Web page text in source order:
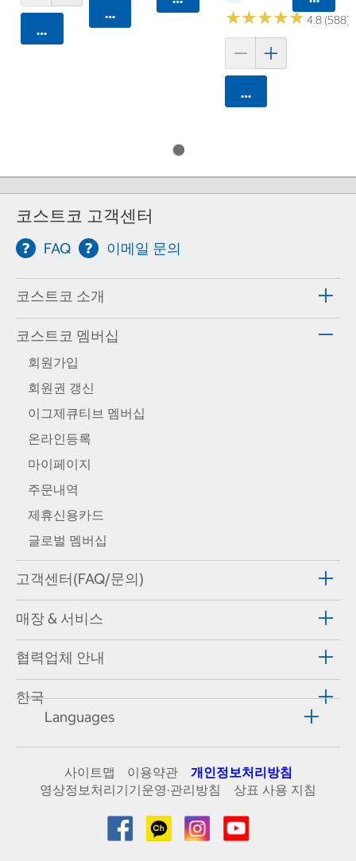
카트에 담기
카트에 담기 ★★★★★
★★★★★4.8 (588)
카트에 담기
코스트코 고객센터
FAQ 이메일 문의
코스트코 소개
코스트코 멤버십
회원가입
회원권 갱신
이그제큐티브 멤버십
온라인등록
마이페이지
주문내역
제휴신용카드
글로벌 멤버십
고객센터(FAQ/문의)
매장 & 서비스
협력업체 안내
한국
Languages
사이트맵 이용약관
개인정보처리방침
영상정보처리기기운영·관리방침
상표 사용 지침